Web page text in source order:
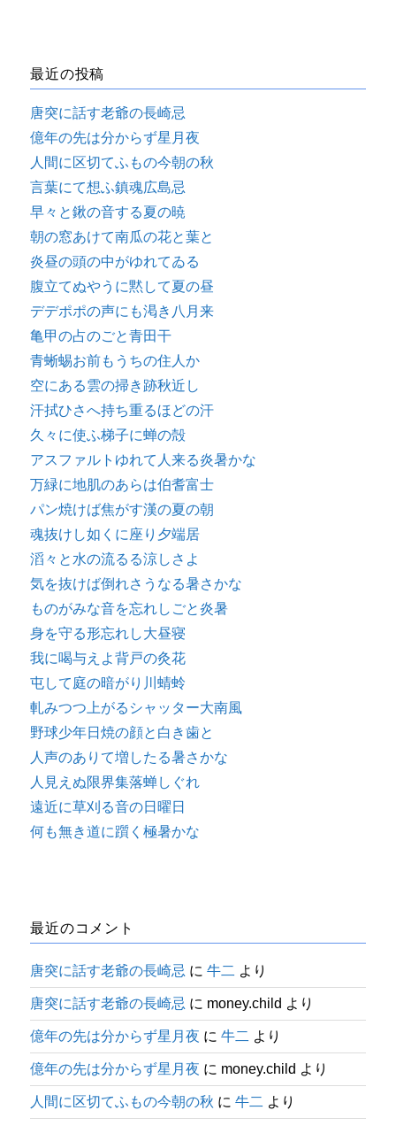
最近の投稿
唐突に話す老爺の長崎忌
億年の先は分からず星月夜
人間に区切てふもの今朝の秋
言葉にて想ふ鎮魂広島忌
早々と鍬の音する夏の暁
朝の窓あけて南瓜の花と葉と
炎昼の頭の中がゆれてゐる
腹立てぬやうに黙して夏の昼
デデポポの声にも渇き八月来
亀甲の占のごと青田干
青蜥蜴お前もうちの住人か
空にある雲の掃き跡秋近し
汗拭ひさへ持ち重るほどの汗
久々に使ふ梯子に蝉の殻
アスファルトゆれて人来る炎暑かな
万緑に地肌のあらは伯耆富士
パン焼けば焦がす漢の夏の朝
魂抜けし如くに座り夕端居
滔々と水の流るる涼しさよ
気を抜けば倒れさうなる暑さかな
ものがみな音を忘れしごと炎暑
身を守る形忘れし大昼寝
我に喝与えよ背戸の灸花
屯して庭の暗がり川蜻蛉
軋みつつ上がるシャッター大南風
野球少年日焼の顔と白き歯と
人声のありて増したる暑さかな
人見えぬ限界集落蝉しぐれ
遠近に草刈る音の日曜日
何も無き道に躓く極暑かな
最近のコメント
唐突に話す老爺の長崎忌 に牛二 より
唐突に話す老爺の長崎忌 に money.child より
億年の先は分からず星月夜 に牛二 より
億年の先は分からず星月夜 に money.child より
人間に区切てふもの今朝の秋 に牛二 より